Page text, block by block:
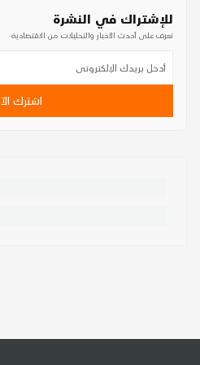
للإشتراك في النشرة
تعرف على أحدث الأخبار والتحليلات من الاقتصادية
اشترك